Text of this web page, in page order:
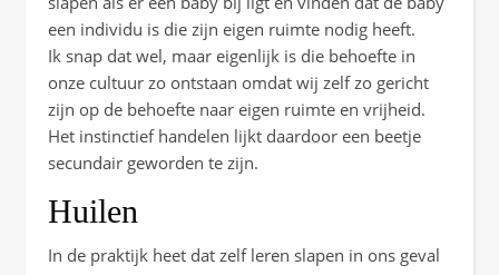
een individu is die zijn eigen ruimte nodig heeft.
Ik snap dat wel, maar eigenlijk is die behoefte in
onze cultuur zo ontstaan omdat wij zelf zo gericht
zijn op de behoefte naar eigen ruimte en vrijheid.
Het instinctief handelen lijkt daardoor een beetje
secundair geworden te zijn.
Huilen
In de praktijk heet dat zelf leren slapen in ons geval